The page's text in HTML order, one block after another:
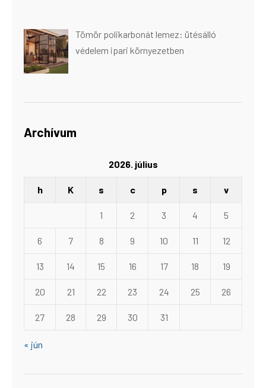
Tömör polikarbonát lemez: ütésálló
védelem ipari környezetben
Archívum
2026. július
h K s c p s v
1 2 3 4 5
6 7 8 9 10 11 12
13 14 15 16 17 18 19
20 21 22 23 24 25 26
27 28 29 30 31
« jún